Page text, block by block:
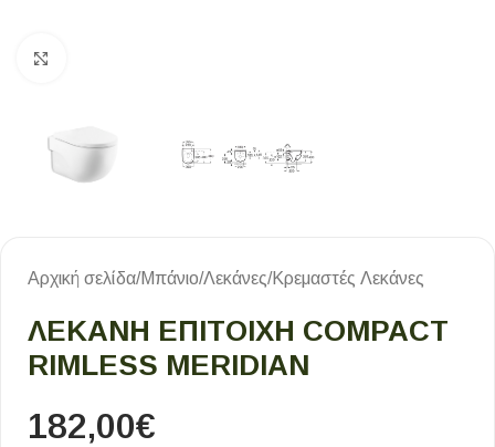
Αρχική σελίδα/Μπάνιο/Λεκάνες/Κρεμαστές Λεκάνες
ΛΕΚΆΝΗ ΕΠΊΤΟΙΧΗ COMPACT
RIMLESS MERIDIAN
182,00€